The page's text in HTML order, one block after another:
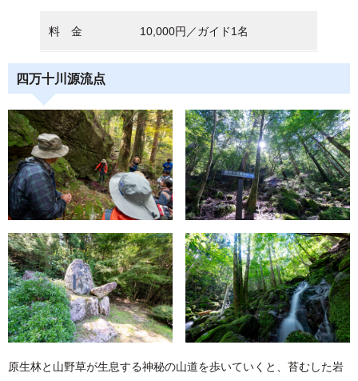
料 金 10,000円／ガイド1名
四万十川源流点
原生林と山野草が生息する神秘の山道を歩いていくと、苔むした岩